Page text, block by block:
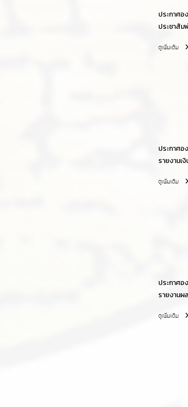
ประกาศอ
ประชาสัม
ดูเพิ่มเติม
ประกาศอ
รายงานเ
ดูเพิ่มเติม
ประกาศอ
รายงานผ
ดูเพิ่มเติม